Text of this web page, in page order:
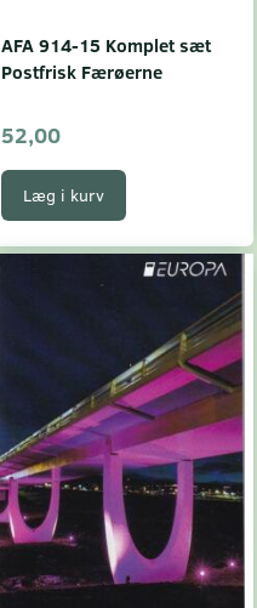
AFA 914-15 Komplet sæt
Postfrisk Færøerne
52,00
Læg i kurv